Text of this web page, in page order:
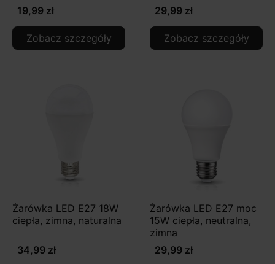
19,99 zł
Zobacz szczegóły
29,99 zł
Zobacz szczegóły
Żarówka LED E27 18W
ciepła, zimna, naturalna
34,99 zł
Żarówka LED E27 moc
15W ciepła, neutralna,
zimna
29,99 zł